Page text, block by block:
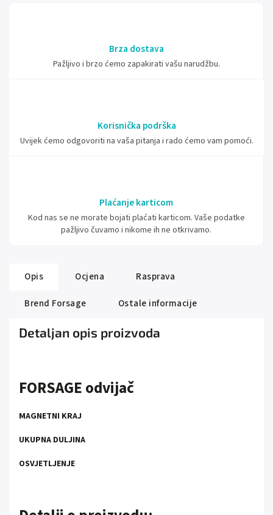
Brza dostava
Pažljivo i brzo ćemo zapakirati vašu narudžbu.
Korisnička podrška
Uvijek ćemo odgovoriti na vaša pitanja i rado ćemo vam pomoći.
Plaćanje karticom
Kod nas se ne morate bojati plaćati karticom. Vaše podatke
pažljivo čuvamo i nikome ih ne otkrivamo.
Opis Ocjena
Rasprava
Brend Forsage Ostale informacije
Detaljan opis proizvoda
FORSAGE odvijač
MAGNETNI KRAJ
UKUPNA DULJINA
OSVJETLJENJE